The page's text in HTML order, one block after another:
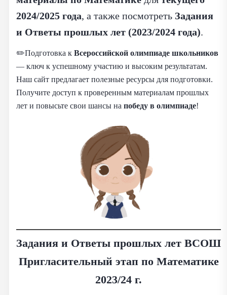
2024/2025 года, а также посмотреть Задания
и Ответы прошлых лет (2023/2024 года).
✏️Подготовка к Всероссийской олимпиаде школьников
— ключ к успешному участию и высоким результатам.
Наш сайт предлагает полезные ресурсы для подготовки.
Получите доступ к проверенным материалам прошлых
лет и повысьте свои шансы на победу в олимпиаде!
Задания и Ответы прошлых лет ВСОШ
Пригласительный этап по Математике
2023/24 г.